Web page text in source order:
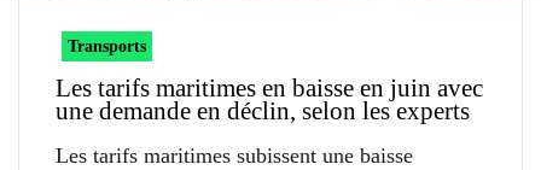
Transports
Les tarifs maritimes en baisse en juin avec
une demande en déclin, selon les experts
Les tarifs maritimes subissent une baisse